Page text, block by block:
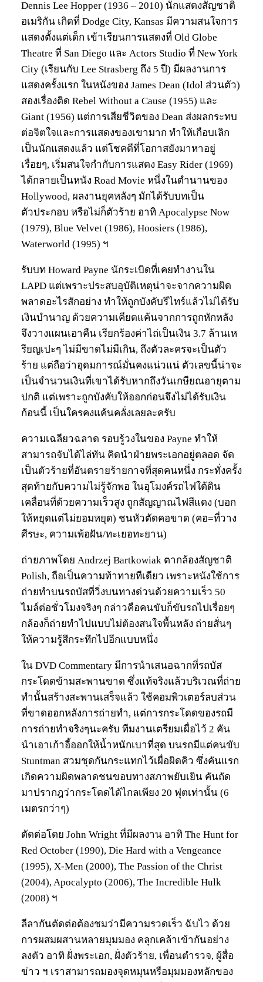
Dennis Lee Hopper (1936 – 2010) นักแสดงสัญชาติ
อเมริกัน เกิดที่ Dodge City, Kansas มีความสนใจการ
แสดงตั้งแต่เด็ก เข้าเรียนการแสดงที่ Old Globe
Theatre ที่ San Diego และ Actors Studio ที่ New York
City (เรียนกับ Lee Strasberg ถึง 5 ปี) มีผลงานการ
แสดงครั้งแรก ในหนังของ James Dean (Idol ส่วนตัว)
สองเรื่องติด Rebel Without a Cause (1955) และ
Giant (1956) แต่การเสียชีวิตของ Dean ส่งผลกระทบ
ต่อจิตใจและการแสดงของเขามาก ทำให้เกือบเลิก
เป็นนักแสดงแล้ว แต่โชคดีที่โอกาสยังมาหาอยู่
เรื่อยๆ, เริ่มสนใจกำกับการแสดง Easy Rider (1969)
ได้กลายเป็นหนัง Road Movie หนึ่งในตำนานของ
Hollywood, ผลงานยุคหลังๆ มักได้รับบทเป็น
ตัวประกอบ หรือไม่ก็ตัวร้าย อาทิ Apocalypse Now
(1979), Blue Velvet (1986), Hoosiers (1986),
Waterworld (1995) ฯ
รับบท Howard Payne นักระเบิดที่เคยทำงานใน
LAPD แต่เพราะประสบอุบัติเหตุน่าจะจากความผิด
พลาดอะไรสักอย่าง ทำให้ถูกบังคับรีไทร์แล้วไม่ได้รับ
เงินบำนาญ ด้วยความเคียดแค้นจากการถูกหักหลัง
จึงวางแผนเอาคืน เรียกร้องค่าไถ่เป็นเงิน 3.7 ล้านเห
รียญเปะๆ ไม่มีขาดไม่มีเกิน, ถึงตัวละครจะเป็นตัว
ร้าย แต่ถือว่าอุดมการณ์มั่นคงแน่วแน่ ตัวเลขนี้น่าจะ
เป็นจำนวนเงินที่เขาได้รับหากถึงวันเกษียณอายุตาม
ปกติ แต่เพราะถูกบังคับให้ออกก่อนจึงไม่ได้รับเงิน
ก้อนนี้ เป็นใครคงแค้นคลั่งเลยละครับ
ความเฉลียวฉลาด รอบรู้วงในของ Payne ทำให้
สามารถจับได้ไล่ทัน คิดนำฝ่ายพระเอกอยู่ตลอด จัด
เป็นตัวร้ายที่อันตรายร้ายกาจที่สุดคนหนึ่ง กระทั่งครั้ง
สุดท้ายกับความไม่รู้จักพอ ในอุโมงค์รถไฟใต้ดิน
เคลื่อนที่ด้วยความเร็วสูง ถูกสัญญาณไฟสีแดง (บอก
ให้หยุดแต่ไม่ยอมหยุด) ชนหัวตัดคอขาด (คอ=ที่วาง
ศีรษะ, ความเพ้อฝัน/ทะเยอทะยาน)
ถ่ายภาพโดย Andrzej Bartkowiak ตากล้องสัญชาติ
Polish, ถือเป็นความท้าทายทีเดียว เพราะหนังใช้การ
ถ่ายทำบนรถบัสที่วิ่งบนทางด่วนด้วยความเร็ว 50
ไมล์ต่อชั่วโมงจริงๆ กล่าวคือคนขับก็ขับรถไปเรื่อยๆ
กล้องก็ถ่ายทำไปแบบไม่ต้องสนใจพื้นหลัง ถ่ายสั่นๆ
ให้ความรู้สึกระทึกไปอีกแบบหนึ่ง
ใน DVD Commentary มีการนำเสนอฉากที่รถบัส
กระโดดข้ามสะพานขาด ซึ่งแท้จริงแล้วบริเวณที่ถ่าย
ทำนั้นสร้างสะพานเสร็จแล้ว ใช้คอมพิวเตอร์ลบส่วน
ที่ขาดออกหลังการถ่ายทำ, แต่การกระโดดของรถมี
การถ่ายทำจริงๆนะครับ ทีมงานเตรียมเผื่อไว้ 2 คัน
นำเอาเก้าอี้ออกให้น้ำหนักเบาที่สุด บนรถมีแต่คนขับ
Stuntman สวมชุดกันกระแทกไว้เผื่อผิดคิว ซึ่งคันแรก
เกิดความผิดพลาดชนขอบทางสภาพยับเยิน คันถัด
มาปรากฎว่ากระโดดได้ไกลเพียง 20 ฟุตเท่านั้น (6
เมตรกว่าๆ)
ตัดต่อโดย John Wright ที่มีผลงาน อาทิ The Hunt for
Red October (1990), Die Hard with a Vengeance
(1995), X-Men (2000), The Passion of the Christ
(2004), Apocalypto (2006), The Incredible Hulk
(2008) ฯ
ลีลากันตัดต่อต้องชมว่ามีความรวดเร็ว ฉับไว ด้วย
การผสมผสานหลายมุมมอง คลุกเคล้าเข้ากันอย่าง
ลงตัว อาทิ ฝั่งพระเอก, ฝั่งตัวร้าย, เพื่อนตำรวจ, ผู้สื่อ
ข่าว ฯ เราสามารถมองจุดหมุนหรือมุมมองหลักของ